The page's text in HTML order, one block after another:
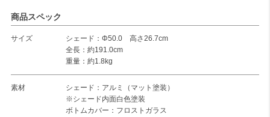
商品スペック
サイズ
シェード：Φ50.0 高さ26.7cm
全長：約191.0cm
重量：約1.8kg
素材
シェード：アルミ（マット塗装）
※シェード内面白色塗装
ボトムカバー：フロストガラス